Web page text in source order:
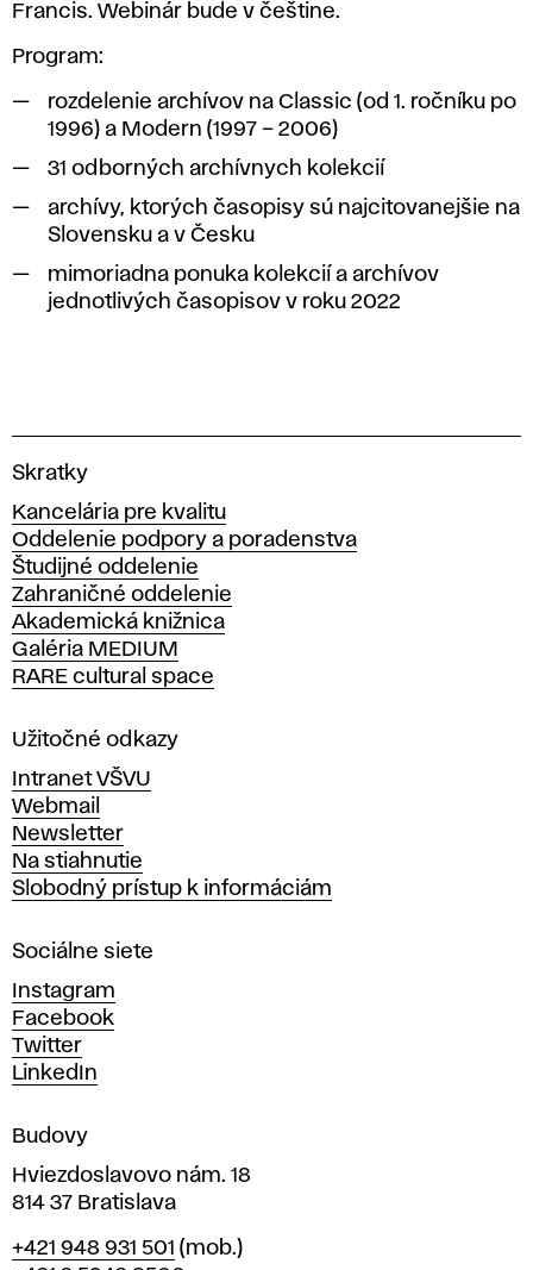
Francis. Webinár bude v češtine.
Program:
rozdelenie archívov na Classic (od 1. ročníku po
1996) a Modern (1997 – 2006)
31 odborných archívnych kolekcií
archívy, ktorých časopisy sú najcitovanejšie na
Slovensku a v Česku
mimoriadna ponuka kolekcií a archívov
jednotlivých časopisov v roku 2022
V
s
o
k
á
š
k
o
a
ý
t
v
a
r
ý
c
h
u
m
e
í
v
r
Skratky
Kancelária pre kvalitu
Oddelenie podpory a poradenstva
Študijné oddelenie
Zahraničné oddelenie
Akademická knižnica
Galéria MEDIUM
RARE cultural space
Užitočné odkazy
Intranet VŠVU
Webmail
Newsletter
Na stiahnutie
Slobodný prístup k informáciám
Sociálne siete
Instagram
Facebook
Twitter
LinkedIn
Budovy
Hviezdoslavovo nám. 18
814 37 Bratislava
Telefón
+421 948 931 501 (mob.)